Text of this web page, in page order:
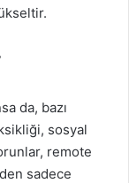
da, bazı
sosyal
remote
sadece